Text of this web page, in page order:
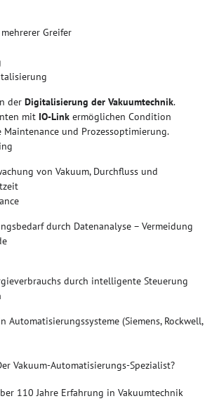
Greifer
der Digitalisierung der Vakuumtechnik.
mit IO-Link ermöglichen Condition
und Prozessoptimierung.
von Vakuum, Durchfluss und
durch Datenanalyse – Vermeidung
durch intelligente Steuerung
Automatisierungssysteme (Siemens, Rockwell,
Vakuum-Automatisierungs-Spezialist?
110 Jahre Erfahrung in Vakuumtechnik